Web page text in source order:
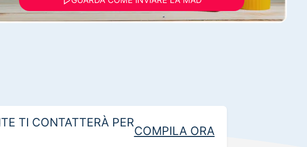
TI CONTATTERÀ PER
COMPILA ORA